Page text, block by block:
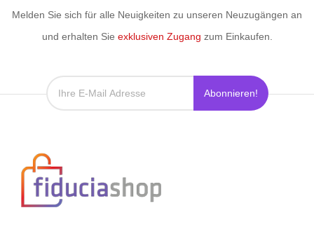
Melden Sie sich für alle Neuigkeiten zu unseren Neuzugängen an
und erhalten Sie exklusiven Zugang zum Einkaufen.
Abonnieren!